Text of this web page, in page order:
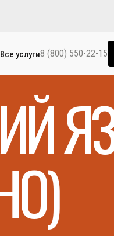
Все услуги8 (800) 550-22-15